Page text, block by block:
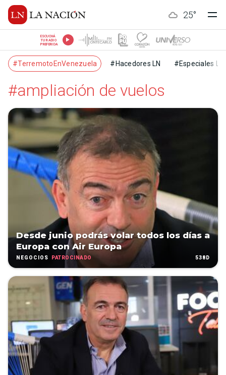
25°
ESCUCHÁ
TU RADIO
PREFERIDA
#TerremotoEnVenezuela #Hacedores LN #Especiales LN
#ampliación de vuelos
Desde junio podrás volar todos los días a
Europa con Air Europa
NEGOCIOS PATROCINADO 538D